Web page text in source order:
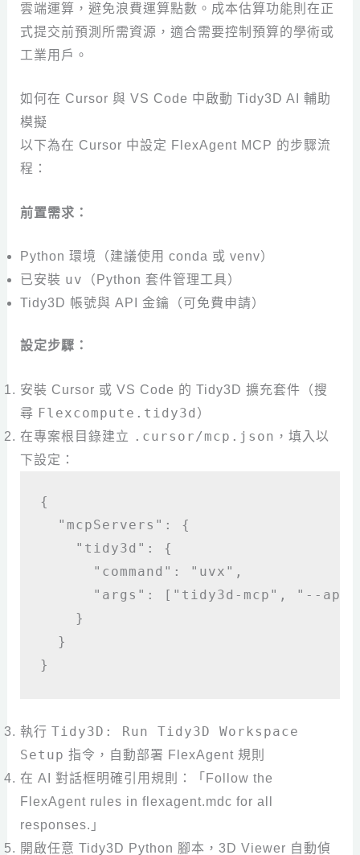
雲端運算，避免浪費運算點數。成本估算功能則在正
式提交前預測所需資源，適合需要控制預算的學術或
工業用戶。
如何在 Cursor 與 VS Code 中啟動 Tidy3D AI 輔助
模擬
以下為在 Cursor 中設定 FlexAgent MCP 的步驟流
程：
前置需求：
Python 環境（建議使用 conda 或 venv）
已安裝 uv （Python 套件管理工具）
Tidy3D 帳號與 API 金鑰（可免費申請）
設定步驟：
安裝 Cursor 或 VS Code 的 Tidy3D 擴充套件（搜
尋 Flexcompute.tidy3d ）
在專案根目錄建立
.cursor/mcp.json ，填入以
下設定：
{
  "mcpServers": {
    "tidy3d": {
      "command": "uvx",
"args": ["tidy3d-mcp", "--
    }
  }
}
執行 Tidy3D: Run Tidy3D Workspace
Setup 指令，自動部署 FlexAgent 規則
在 AI 對話框明確引用規則：「Follow the
FlexAgent rules in flexagent.mdc for all
responses.」
開啟任意 Tidy3D Python 腳本，3D Viewer 自動偵